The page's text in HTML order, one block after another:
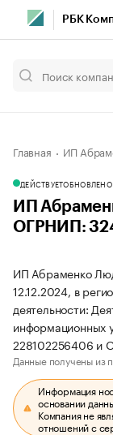
РБК
Главная ИП
ДЕЙСТВУЕТОБНОВЛЕНО
ИП
ОГРНИП:
ИП Абраменко
12.12.2024, в
деятельности:
информационных
228102256406 и
Данные получены из
Информация
основании
Компания не
отношений с